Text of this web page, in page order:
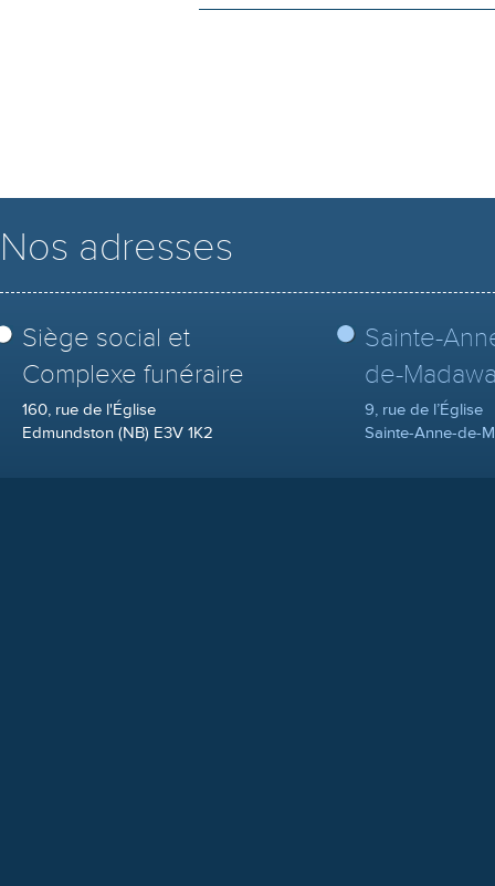
Nos adresses
Siège social et
Complexe funéraire
160, rue de l'Église
Edmundston (NB) E3V 1K2
Sainte-
de-
9, rue de l’Église
Sainte-Anne-de-